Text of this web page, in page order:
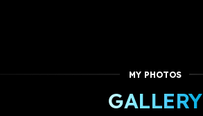
MY PHOTOS
GALLERY